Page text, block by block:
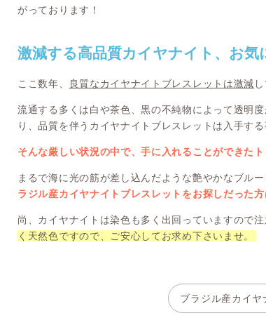
がっております！
激減する高品質カイヤナイト、お気
ここ数年、 良質なカイヤナイトブレスレットは激減
流通する多くは白や茶色、黒の不純物によって透明
り、品質を伴うカイヤナイトブレスレットは入手す
そんな厳しい状況の中で、手に入れることができたト
まるで海に光の筋が差し込んだような艶やかなブル
ラジル産カイヤナイトブレスレットをお探しだった
尚、カイヤナイトは染色も多く出回っていますので
く天然色ですので、ご安心してお求め下さいませ。
ブラジル産カイヤ